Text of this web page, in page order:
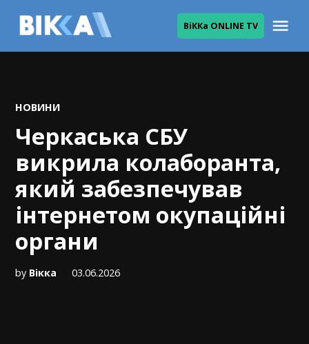
ВіККа ONLINE TV
POSTED
НОВИНИ
Черкаська СБУ
викрила колаборанта,
який забезпечував
інтернетом окупаційні
органи
by Вікка 03.06.2026